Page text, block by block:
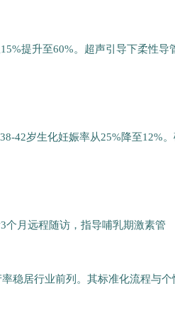
提升至60%。超声引导下柔性导
42岁生化妊娠率从25%降至12%。
个月远程随访，指导哺乳期激素管
稳居行业前列。其标准化流程与个